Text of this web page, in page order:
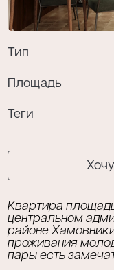
политикой
Тип
Площадь
Теги
Квартира
центральном
районе
проживания
пары есть